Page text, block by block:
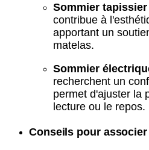
Sommier tapissier
contribue à
apportant un
matelas.
Sommier
recherchent un
permet d'ajuster la
lecture ou le repos.
Conseils pour